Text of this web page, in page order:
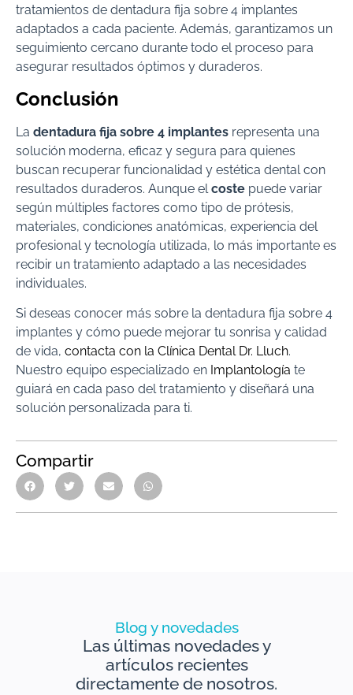
tratamientos de dentadura fija sobre 4 implantes
adaptados a cada paciente. Además, garantizamos un
seguimiento cercano durante todo el proceso para
asegurar resultados óptimos y duraderos.
Conclusión
La dentadura fija sobre 4 implantes representa una
solución moderna, eficaz y segura para quienes
buscan recuperar funcionalidad y estética dental con
resultados duraderos. Aunque el coste puede variar
según múltiples factores como tipo de prótesis,
materiales, condiciones anatómicas, experiencia del
profesional y tecnología utilizada, lo más importante es
recibir un tratamiento adaptado a las necesidades
individuales.
Si deseas conocer más sobre la dentadura fija sobre 4
implantes y cómo puede mejorar tu sonrisa y calidad
de vida, contacta con la Clínica Dental Dr. Lluch.
Nuestro equipo especializado en Implantología te
guiará en cada paso del tratamiento y diseñará una
solución personalizada para ti.
Compartir
Blog y novedades
Las últimas novedades y
artículos recientes
directamente de nosotros.